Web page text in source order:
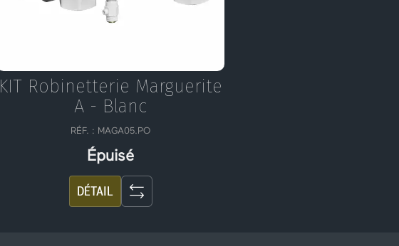
KIT Robinetterie Marguerite
A - Blanc
RÉF. : MAGA05.PO
Épuisé
DÉTAIL